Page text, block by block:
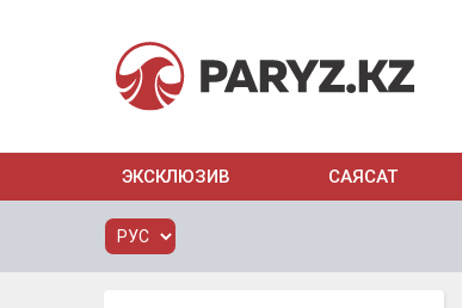
ЭКСКЛЮЗИВ САЯСАТ